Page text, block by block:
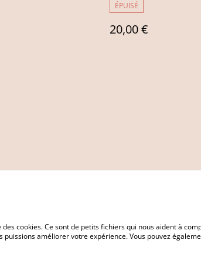
ÉPUISÉ
20,00 €
cookies. Ce sont de petits fichiers qui nous aident à
puissions améliorer votre expérience. Vous pouvez